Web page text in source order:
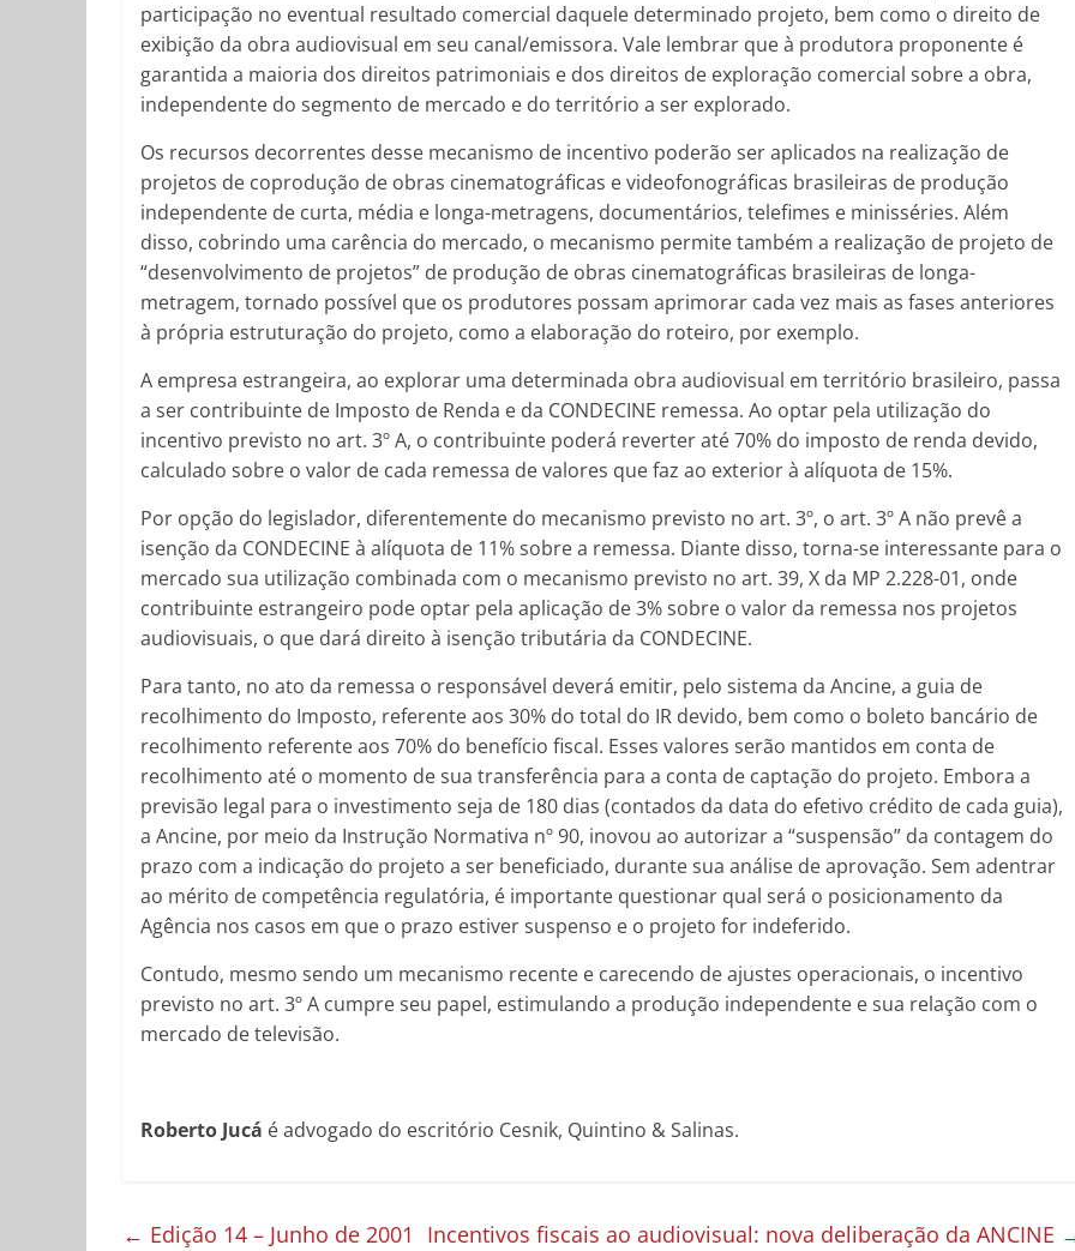
participação no eventual resultado comercial daquele determinado projeto, bem como o direito de
exibição da obra audiovisual em seu canal/emissora. Vale lembrar que à produtora proponente é
garantida a maioria dos direitos patrimoniais e dos direitos de exploração comercial sobre a obra,
independente do segmento de mercado e do território a ser explorado.
Os recursos decorrentes desse mecanismo de incentivo poderão ser aplicados na realização de
projetos de coprodução de obras cinematográficas e videofonográficas brasileiras de produção
independente de curta, média e longa-metragens, documentários, telefimes e minisséries. Além
disso, cobrindo uma carência do mercado, o mecanismo permite também a realização de projeto de
“desenvolvimento de projetos” de produção de obras cinematográficas brasileiras de longa-
metragem, tornado possível que os produtores possam aprimorar cada vez mais as fases anteriores
à própria estruturação do projeto, como a elaboração do roteiro, por exemplo.
A empresa estrangeira, ao explorar uma determinada obra audiovisual em território brasileiro, passa
a ser contribuinte de Imposto de Renda e da CONDECINE remessa. Ao optar pela utilização do
incentivo previsto no art. 3º A, o contribuinte poderá reverter até 70% do imposto de renda devido,
calculado sobre o valor de cada remessa de valores que faz ao exterior à alíquota de 15%.
Por opção do legislador, diferentemente do mecanismo previsto no art. 3º, o art. 3º A não prevê a
isenção da CONDECINE à alíquota de 11% sobre a remessa. Diante disso, torna-se interessante para o
mercado sua utilização combinada com o mecanismo previsto no art. 39, X da MP 2.228-01, onde
contribuinte estrangeiro pode optar pela aplicação de 3% sobre o valor da remessa nos projetos
audiovisuais, o que dará direito à isenção tributária da CONDECINE.
Para tanto, no ato da remessa o responsável deverá emitir, pelo sistema da Ancine, a guia de
recolhimento do Imposto, referente aos 30% do total do IR devido, bem como o boleto bancário de
recolhimento referente aos 70% do benefício fiscal. Esses valores serão mantidos em conta de
recolhimento até o momento de sua transferência para a conta de captação do projeto. Embora a
previsão legal para o investimento seja de 180 dias (contados da data do efetivo crédito de cada guia),
a Ancine, por meio da Instrução Normativa nº 90, inovou ao autorizar a “suspensão” da contagem do
prazo com a indicação do projeto a ser beneficiado, durante sua análise de aprovação. Sem adentrar
ao mérito de competência regulatória, é importante questionar qual será o posicionamento da
Agência nos casos em que o prazo estiver suspenso e o projeto for indeferido.
Contudo, mesmo sendo um mecanismo recente e carecendo de ajustes operacionais, o incentivo
previsto no art. 3º A cumpre seu papel, estimulando a produção independente e sua relação com o
mercado de televisão.
Roberto Jucá é advogado do escritório Cesnik, Quintino & Salinas.
← Edição 14 – Junho de 2001 Incentivos fiscais ao audiovisual: nova deliberação da ANCINE